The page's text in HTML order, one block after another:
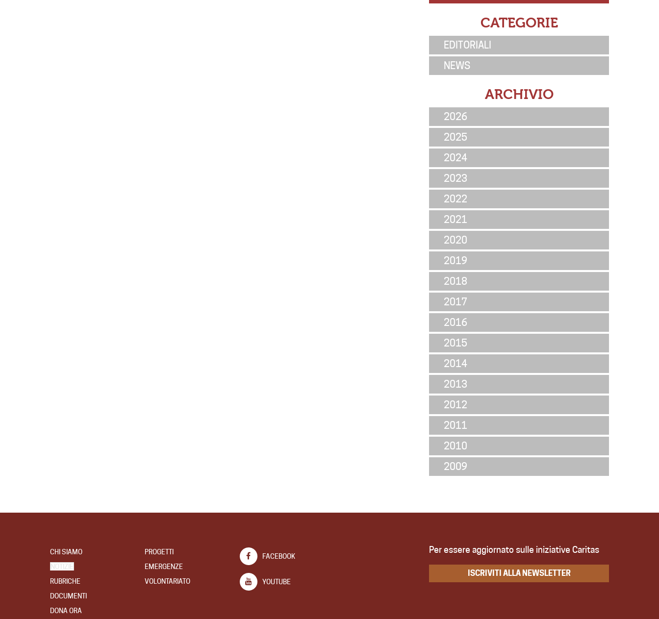
CATEGORIE
EDITORIALI
NEWS
ARCHIVIO
2026
2025
2024
2023
2022
2021
2020
2019
2018
2017
2016
2015
2014
2013
2012
2011
2010
2009
CHI SIAMO
NOTIZIE
RUBRICHE
DOCUMENTI
DONA ORA
PROGETTI
EMERGENZE
VOLONTARIATO
FACEBOOK
YOUTUBE
Per essere aggiornato sulle iniziative Caritas
ISCRIVITI ALLA NEWSLETTER